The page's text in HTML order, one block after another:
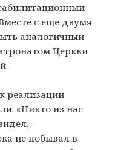
с еще двумя
аналогичный
Церкви
реализации
«Никто из нас
—
не побывал в